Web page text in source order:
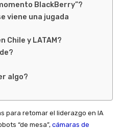
BlackBerry”?
viene una jugada
Chile y LATAM?
algo?
para retomar el liderazgo en IA
“de mesa”, cámaras de